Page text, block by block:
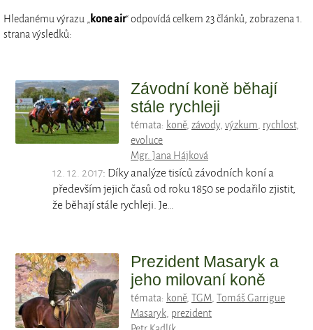
Hledanému výrazu „kone air“ odpovídá celkem 23 článků, zobrazena 1.
strana výsledků:
Závodní koně běhají
stále rychleji
témata: koně, závody, výzkum, rychlost,
evoluce
Mgr. Jana Hájková
12. 12. 2017: Díky analýze tisíců závodních koní a
především jejich časů od roku 1850 se podařilo zjistit,
že běhají stále rychleji. Je…
Prezident Masaryk a
jeho milovaní koně
témata: koně, TGM, Tomáš Garrigue
Masaryk, prezident